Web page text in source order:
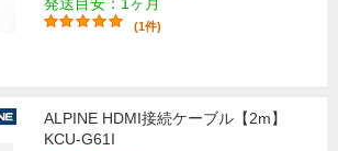
発送目安：1ヶ月
(1件)
ALPINE HDMI接続ケーブル【2m】
KCU-G61I